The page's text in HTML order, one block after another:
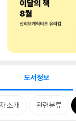
도서정보
소개 관련분류